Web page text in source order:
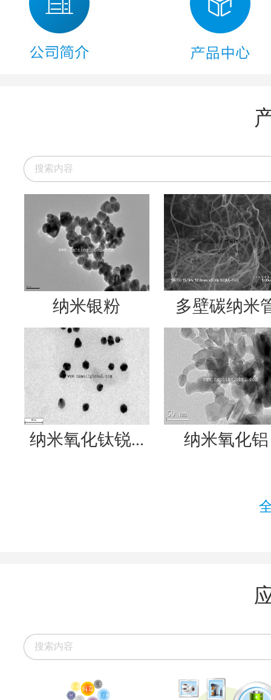
纳米银粉 多壁碳纳米
纳米氧化钛锐... 纳米氧化铝